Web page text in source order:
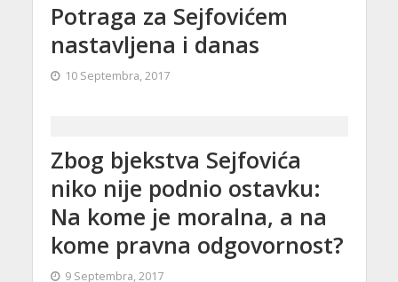
Potraga za Sejfovićem
nastavljena i danas
10 Septembra, 2017
Zbog bjekstva Sejfovića
niko nije podnio ostavku:
Na kome je moralna, a na
kome pravna odgovornost?
9 Septembra, 2017